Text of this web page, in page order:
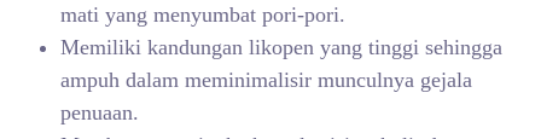
mati yang menyumbat pori-pori.
Memiliki kandungan likopen yang tinggi sehingga
ampuh dalam meminimalisir munculnya gejala
penuaan.